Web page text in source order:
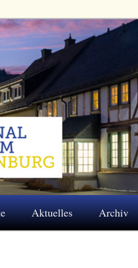
Eschenburg e.V.
Aktuelles Archiv